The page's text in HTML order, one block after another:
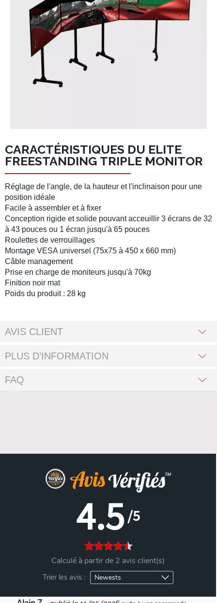
CARACTÉRISTIQUES DU ELITE
FREESTANDING TRIPLE MONITOR
Réglage de l'angle, de la hauteur et l'inclinaison pour une
position idéale
Facile à assembler et à fixer
Conception rigide et solide pouvant acceuillir 3 écrans de 32
à 43 pouces ou 1 écran jusqu'à 65 pouces
Roulettes de verrouillages
Montage VESA universel (75x75 à 450 x 660 mm)
Câble management
Prise en charge de moniteurs jusqu'à 70kg
Finition noir mat
Poids du produit : 28 kg
AVIS CLIENT
PLUS D’INFORMATION
FAQ
4.5/5
Calculé à partir de 2 avis client(s)
Trier les avis :